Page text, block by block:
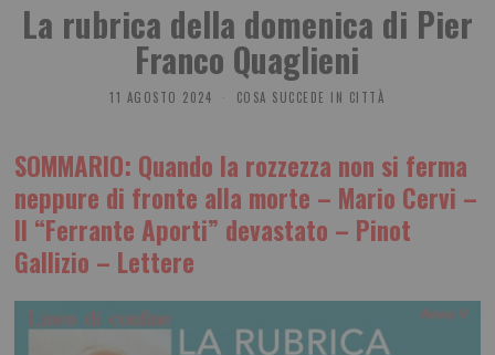
La rubrica della domenica di Pier
Franco Quaglieni
11 AGOSTO 2024 COSA SUCCEDE IN CITTÀ
SOMMARIO: Quando la rozzezza non si ferma
neppure di fronte alla morte – Mario Cervi –
Il “Ferrante Aporti” devastato – Pinot
Gallizio – Lettere